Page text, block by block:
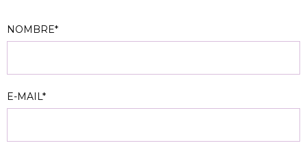
NOMBRE*
E-MAIL*